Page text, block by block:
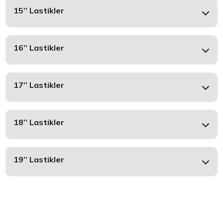
15’’ Lastikler
16’’ Lastikler
17’’ Lastikler
18’’ Lastikler
19’’ Lastikler